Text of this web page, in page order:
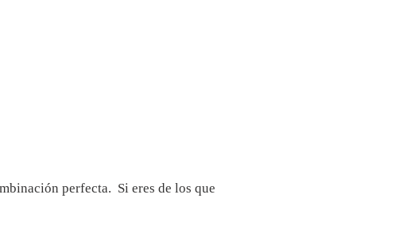
perfecta. Si eres de los que